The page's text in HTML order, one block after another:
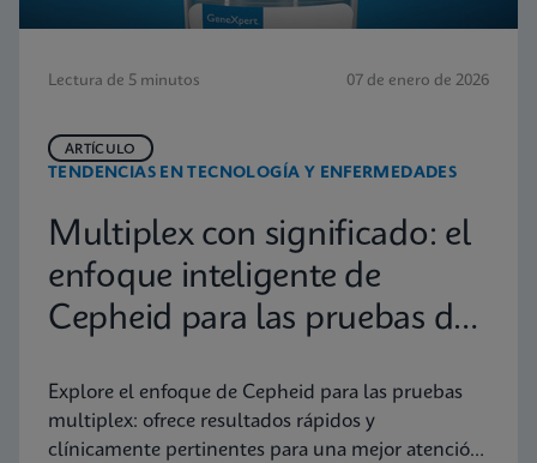
Lectura de 5 minutos 07 de enero de 2026
TENDENCIAS EN TECNOLOGÍA Y ENFERMEDADES
ARTÍCULO
Multiplex con significado: el
enfoque inteligente de
Cepheid para las pruebas de
Explore el enfoque de Cepheid para las pruebas
multiplex: ofrece resultados rápidos y
clínicamente pertinentes para una mejor atención